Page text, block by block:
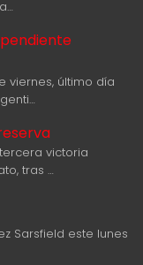
viernes, último día
victoria
tras …
Sarsfield este lunes